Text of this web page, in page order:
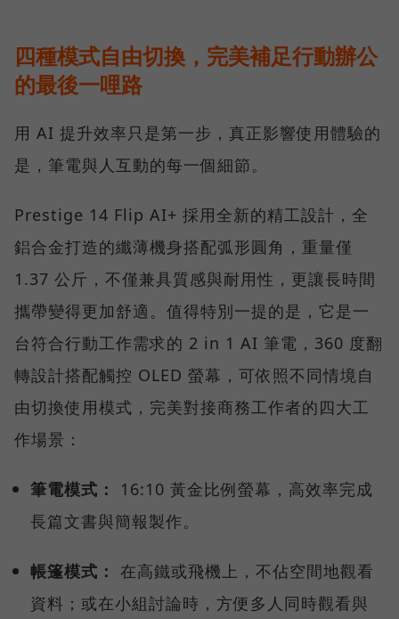
四種模式自由切換，完美補足行動辦公
的最後一哩路
用 AI 提升效率只是第一步，真正影響使用體驗的
是，筆電與人互動的每一個細節。
Prestige 14 Flip AI+ 採用全新的精工設計，全
鋁合金打造的纖薄機身搭配弧形圓角，重量僅
1.37 公斤，不僅兼具質感與耐用性，更讓長時間
攜帶變得更加舒適。值得特別一提的是，它是一
台符合行動工作需求的 2 in 1 AI 筆電，360 度翻
轉設計搭配觸控 OLED 螢幕，可依照不同情境自
由切換使用模式，完美對接商務工作者的四大工
作場景：
筆電模式：
16:10 黃金比例螢幕，高效率完成
長篇文書與簡報製作。
帳篷模式： 在高鐵或飛機上，不佔空間地觀看
資料；或在小組討論時，方便多人同時觀看與